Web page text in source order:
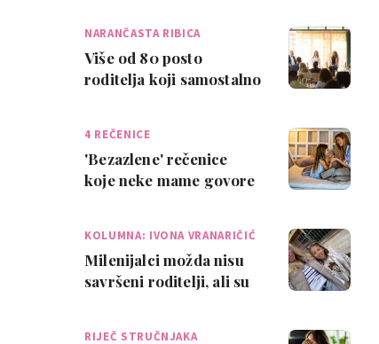
NARANČASTA RIBICA
Više od 80 posto
roditelja koji samostalno
4 REČENICE
'Bezazlene' rečenice
koje neke mame govore
KOLUMNA: IVONA VRANARIČIĆ
Milenijalci možda nisu
savršeni roditelji, ali su
RIJEČ STRUČNJAKA